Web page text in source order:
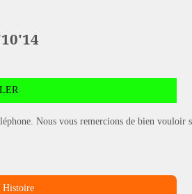
Nous vous remercions de bien
Histoire